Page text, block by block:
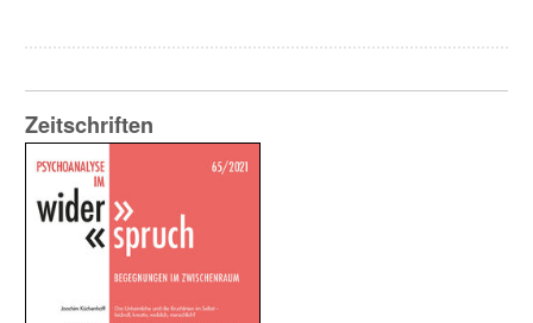
Zeitschriften